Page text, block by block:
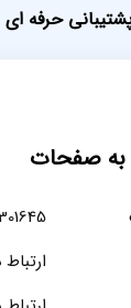
حرفه ای
صفحات